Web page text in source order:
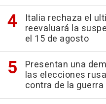
Italia rechaza el
reevaluará la
el 15 de agosto
Presentan una
las elecciones
contra de la guerra